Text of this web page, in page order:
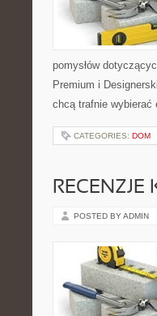
pomysłów
Premium i
chcą trafnie
CATEGORIES: DOM
RECENZJE
POSTED BY ADMIN